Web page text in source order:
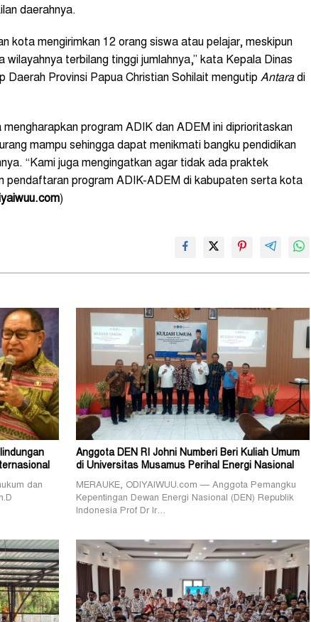
daerahnya.
kota mengirimkan 12 orang siswa atau pelajar, meskipun
wilayahnya terbilang tinggi jumlahnya,” kata Kepala Dinas
Daerah Provinsi Papua Christian Sohilait mengutip Antaradi
program ADIK dan ADEM ini diprioritaskan
mampu sehingga dapat menikmati bangku pendidikan
“Kami juga mengingatkan agar tidak ada praktek
pendaftaran program ADIK-ADEM di kabupaten serta kota
)
dan
Anggota DEN RI Johni Numberi Beri Kuliah Umum
di Universitas Musamus Perihal Energi Nasional
MERAUKE, ODIYAIWUU.com — Anggota Pemangku
Kepentingan Dewan Energi Nasional (DEN) Republik
Indonesia Prof Dr Ir…